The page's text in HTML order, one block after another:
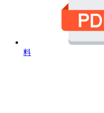
料